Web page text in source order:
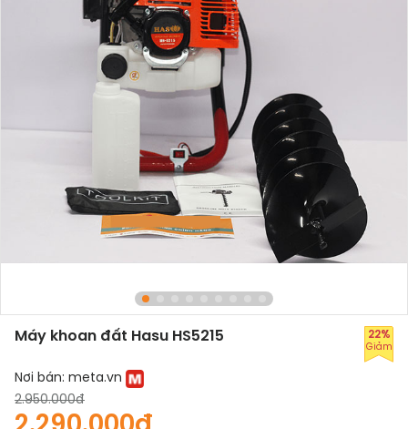
22%
Giảm
Máy khoan đất Hasu HS5215
Nơi bán: meta.vn
2.950.000đ